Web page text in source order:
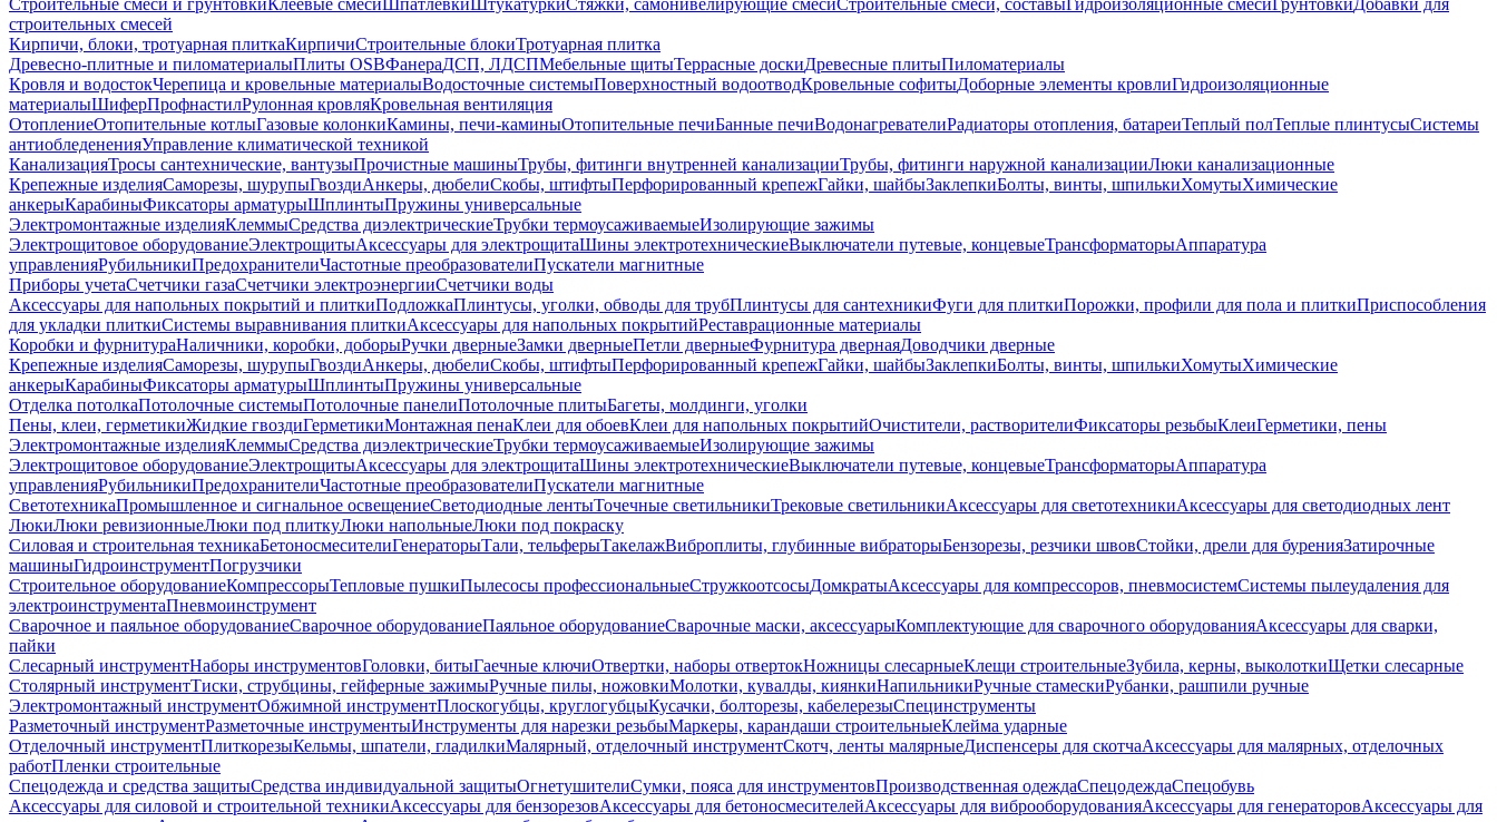
Строительные смеси и грунтовкиКлеевые смесиШпатлевкиШтукатуркиСтяжки, самонивелирующие смесиСтроительные смеси, составыГидроизоляционные смесиГрунтовкиДобавки для
строительных смесей
Кирпичи, блоки, тротуарная плиткаКирпичиСтроительные блокиТротуарная плитка
Древесно-плитные и пиломатериалыПлиты OSBФанераДСП, ЛДСПМебельные щитыТеррасные доскиДревесные плитыПиломатериалы
Кровля и водостокЧерепица и кровельные материалыВодосточные системыПоверхностный водоотводКровельные софитыДоборные элементы кровлиГидроизоляционные
материалыШиферПрофнастилРулонная кровляКровельная вентиляция
ОтоплениеОтопительные котлыГазовые колонкиКамины, печи-каминыОтопительные печиБанные печиВодонагревателиРадиаторы отопления, батареиТеплый полТеплые плинтусыСистемы
антиобледененияУправление климатической техникой
КанализацияТросы сантехнические, вантузыПрочистные машиныТрубы, фитинги внутренней канализацииТрубы, фитинги наружной канализацииЛюки канализационные
Крепежные изделияСаморезы, шурупыГвоздиАнкеры, дюбелиСкобы, штифтыПерфорированный крепежГайки, шайбыЗаклепкиБолты, винты, шпилькиХомутыХимические
анкерыКарабиныФиксаторы арматурыШплинтыПружины универсальные
Электромонтажные изделияКлеммыСредства диэлектрическиеТрубки термоусаживаемыеИзолирующие зажимы
Электрощитовое оборудованиеЭлектрощитыАксессуары для электрощитаШины электротехническиеВыключатели путевые, концевыеТрансформаторыАппаратура
управленияРубильникиПредохранителиЧастотные преобразователиПускатели магнитные
Приборы учетаСчетчики газаСчетчики электроэнергииСчетчики воды
Аксессуары для напольных покрытий и плиткиПодложкаПлинтусы, уголки, обводы для трубПлинтусы для сантехникиФуги для плиткиПорожки, профили для пола и плиткиПриспособления
для укладки плиткиСистемы выравнивания плиткиАксессуары для напольных покрытийРеставрационные материалы
Коробки и фурнитураНаличники, коробки, доборыРучки дверныеЗамки дверныеПетли дверныеФурнитура двернаяДоводчики дверные
Крепежные изделияСаморезы, шурупыГвоздиАнкеры, дюбелиСкобы, штифтыПерфорированный крепежГайки, шайбыЗаклепкиБолты, винты, шпилькиХомутыХимические
анкерыКарабиныФиксаторы арматурыШплинтыПружины универсальные
Отделка потолкаПотолочные системыПотолочные панелиПотолочные плитыБагеты, молдинги, уголки
Пены, клеи, герметикиЖидкие гвоздиГерметикиМонтажная пенаКлеи для обоевКлеи для напольных покрытийОчистители, растворителиФиксаторы резьбыКлеиГерметики, пены
Электромонтажные изделияКлеммыСредства диэлектрическиеТрубки термоусаживаемыеИзолирующие зажимы
Электрощитовое оборудованиеЭлектрощитыАксессуары для электрощитаШины электротехническиеВыключатели путевые, концевыеТрансформаторыАппаратура
управленияРубильникиПредохранителиЧастотные преобразователиПускатели магнитные
СветотехникаПромышленное и сигнальное освещениеСветодиодные лентыТочечные светильникиТрековые светильникиАксессуары для светотехникиАксессуары для светодиодных лент
ЛюкиЛюки ревизионныеЛюки под плиткуЛюки напольныеЛюки под покраску
Силовая и строительная техникаБетоносмесителиГенераторыТали, тельферыТакелажВиброплиты, глубинные вибраторыБензорезы, резчики швовСтойки, дрели для буренияЗатирочные
машиныГидроинструментПогрузчики
Строительное оборудованиеКомпрессорыТепловые пушкиПылесосы профессиональныеСтружкоотсосыДомкратыАксессуары для компрессоров, пневмосистемСистемы пылеудаления для
электроинструментаПневмоинструмент
Сварочное и паяльное оборудованиеСварочное оборудованиеПаяльное оборудованиеСварочные маски, аксессуарыКомплектующие для сварочного оборудованияАксессуары для сварки,
пайки
Слесарный инструментНаборы инструментовГоловки, битыГаечные ключиОтвертки, наборы отвертокНожницы слесарныеКлещи строительныеЗубила, керны, выколоткиЩетки слесарные
Столярный инструментТиски, струбцины, гейферные зажимыРучные пилы, ножовкиМолотки, кувалды, киянкиНапильникиРучные стамескиРубанки, рашпили ручные
Электромонтажный инструментОбжимной инструментПлоскогубцы, круглогубцыКусачки, болторезы, кабелерезыСпецинструменты
Разметочный инструментРазметочные инструментыИнструменты для нарезки резьбыМаркеры, карандаши строительныеКлейма ударные
Отделочный инструментПлиткорезыКельмы, шпатели, гладилкиМалярный, отделочный инструментСкотч, ленты малярныеДиспенсеры для скотчаАксессуары для малярных, отделочных
работПленки строительные
Спецодежда и средства защитыСредства индивидуальной защитыОгнетушителиСумки, пояса для инструментовПроизводственная одеждаСпецодеждаСпецобувь
Аксессуары для силовой и строительной техникиАксессуары для бензорезовАксессуары для бетоносмесителейАксессуары для виброоборудованияАксессуары для генераторовАксессуары для